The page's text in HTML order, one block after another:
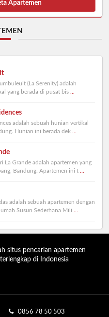
Apartemen
(La Serenity) adalah
yang berada di pusat bis
adalah sebuah hunian vertikal
Hunian ini berada dek
La Grande adalah apartemen yang
Bandung. Apartemen ini t
adalah sebuah apartemen dengan
Susun Sederhana Mili
situs pencarian apartemen
di Indonesia
0856 78 50 503